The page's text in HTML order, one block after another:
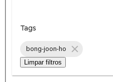
Tags
bong-joon-ho
Limpar filtros